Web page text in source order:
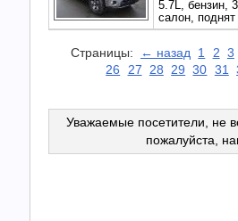
5.7L, бензин,
салон,
Страницы: ← назад 1 2 3
26
27 28 29 30 31
Уважаемые посетители, не
пожалуйста,